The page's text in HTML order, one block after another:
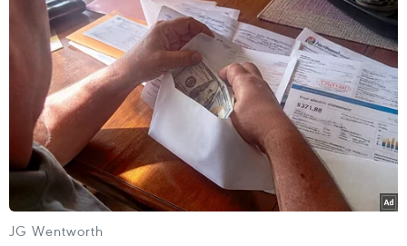
Cũng trong ngày 22/11, Ngoại trưởng Mỹ Antony
Blinken đã điện đàm vói người đồng cấp Saudi
Arabia, Faisal bin Farhan Al Saud, trong đó hai
bên tái khẳng định cam kết ngăn chặn nguy cơ
xung đột Hamas-Israel lan rộng ra toàn khu
vực./.
(TTXVN/Vietnam+)
JG Wentworth